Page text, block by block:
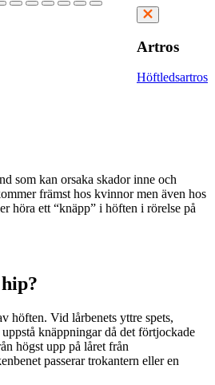
Artros
Höftledsartros
som kan orsaka skador inne och
främst hos kvinnor men även hos
höra ett “knäpp” i höften i rörelse på
höften. Vid lårbenets yttre spets,
knäppningar då det förtjockade
högst upp på låret från
passerar trokantern eller en